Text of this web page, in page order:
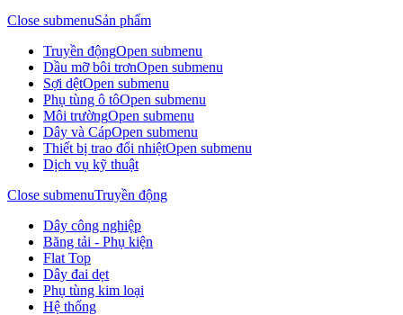
Close submenuSản phẩm
Truyền độngOpen submenu
Dầu mỡ bôi trơnOpen submenu
Sợi dệtOpen submenu
Phụ tùng ô tôOpen submenu
Môi trườngOpen submenu
Dây và CápOpen submenu
Thiết bị trao đổi nhiệtOpen submenu
Dịch vụ kỹ thuật
Close submenuTruyền động
Dây công nghiệp
Băng tải - Phụ kiện
Flat Top
Dây đai dẹt
Phụ tùng kim loại
Hệ thống